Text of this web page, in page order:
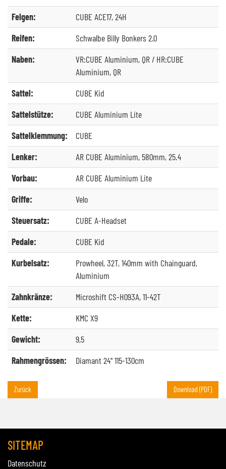
Felgen:
CUBE ACE17, 24H
Reifen:
Schwalbe Billy Bonkers 2.0
Naben:
VR:CUBE Aluminium, QR / HR:CUBE
Aluminium, QR
Sattel:
CUBE Kid
Sattelstütze:
CUBE Aluminium Lite
Sattelklemmung:
CUBE
Lenker:
AR CUBE Aluminium, 580mm, 25.4
Vorbau:
AR CUBE Aluminium Lite
Griffe:
Velo
Steuersatz:
CUBE A-Headset
Pedale:
CUBE Kid
Kurbelsatz:
Prowheel, 32T, 140mm with Chainguard,
Aluminium
Zahnkränze:
Microshift CS-H093A, 11-42T
Kette:
KMC X9
Gewicht:
9,5
Rahmengrössen:
Diamant 24" 115-130cm
Zurück Download (PDF)
SITEMAP
Datenschutz